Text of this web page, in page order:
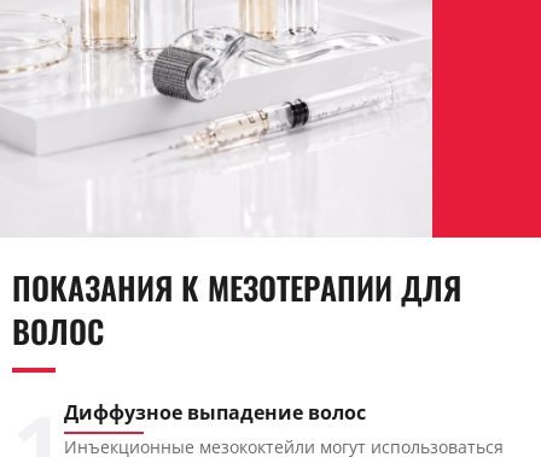
ПОКАЗАНИЯ К МЕЗОТЕРАПИИ ДЛЯ
ВОЛОС
Диффузное выпадение волос
Инъекционные мезококтейли могут использоваться